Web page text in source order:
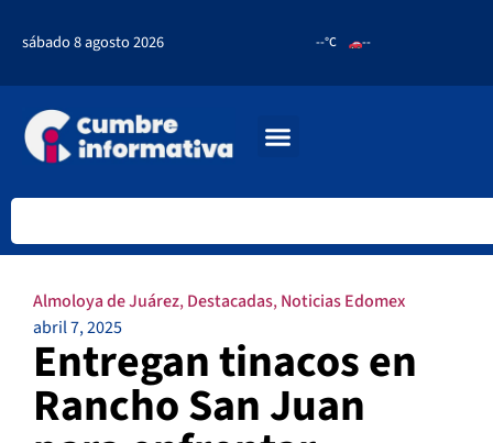
sábado 8 agosto 2026 --°C --
Almoloya de Juárez,Destacadas,Noticias Edomex
abril 7, 2025
Entregan tinacos en
Rancho San Juan